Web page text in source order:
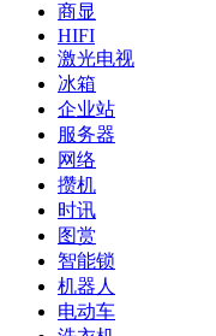
商显
HIFI
激光电视
冰箱
企业站
服务器
网络
攒机
时讯
图赏
智能锁
机器人
电动车